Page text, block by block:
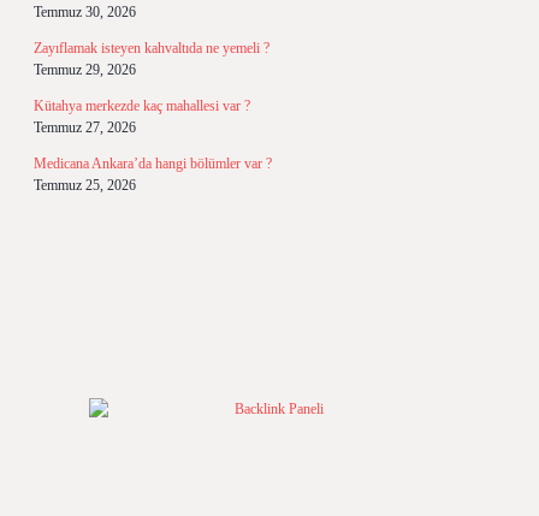
Temmuz 30, 2026
Zayıflamak isteyen kahvaltıda ne yemeli ?
Temmuz 29, 2026
Kütahya merkezde kaç mahallesi var ?
Temmuz 27, 2026
Medicana Ankara’da hangi bölümler var ?
Temmuz 25, 2026